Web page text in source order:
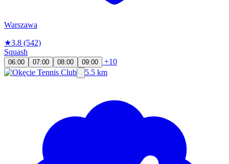
Warszawa
★3.8 (542)
Squash
06:00 07:00 08:00 09:00
+10
5.5 km